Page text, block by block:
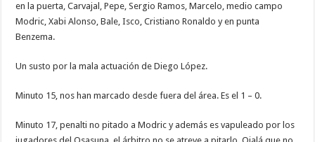
en la puerta, Carvajal, Pepe, Sergio Ramos, Marcelo, medio campo
Modric, Xabi Alonso, Bale, Isco, Cristiano Ronaldo y en punta
Benzema.
Un susto por la mala actuación de Diego López.
Minuto 15, nos han marcado desde fuera del área. Es el 1 – 0.
Minuto 17, penalti no pitado a Modric y además es vapuleado por los